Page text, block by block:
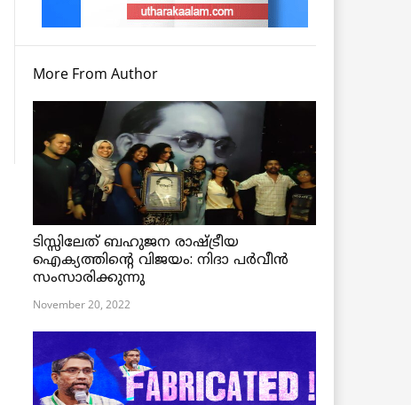
More From Author
ടിസ്സിലേത് ബഹുജന രാഷ്ട്രീയ
ഐക്യത്തിന്റെ വിജയം: നിദാ പർവീൻ
സംസാരിക്കുന്നു
November 20, 2022